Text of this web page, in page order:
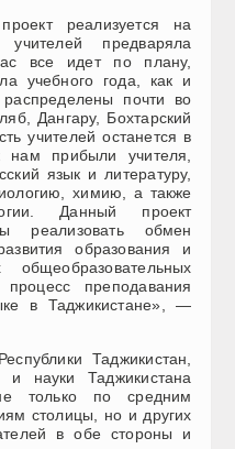
реализуется на
предваряла
все идет по плану,
учебного года, как и
почти во
Дангару, Бохтарский
учителей останется в
прибыли учителя,
язык и литературу,
химию, а также
Данный проект
реализовать обмен
образования и
процесс преподавания
в Таджикистане», —
Таджикистан,
и науки Таджикистана
только по средним
столицы, но и других
в обе стороны и